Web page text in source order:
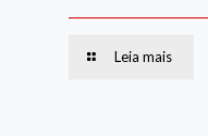
Leia mais